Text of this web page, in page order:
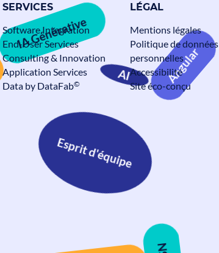
IA Générative
Esprit d'équipe
Angular
SERVICES
Software Integration
End-User Services
Consulting & Innovation
Application Services
Data by DataFab©
LÉGAL
Mentions légales
Politique de données
personnelles
Accessibilité
Site éco-conçu